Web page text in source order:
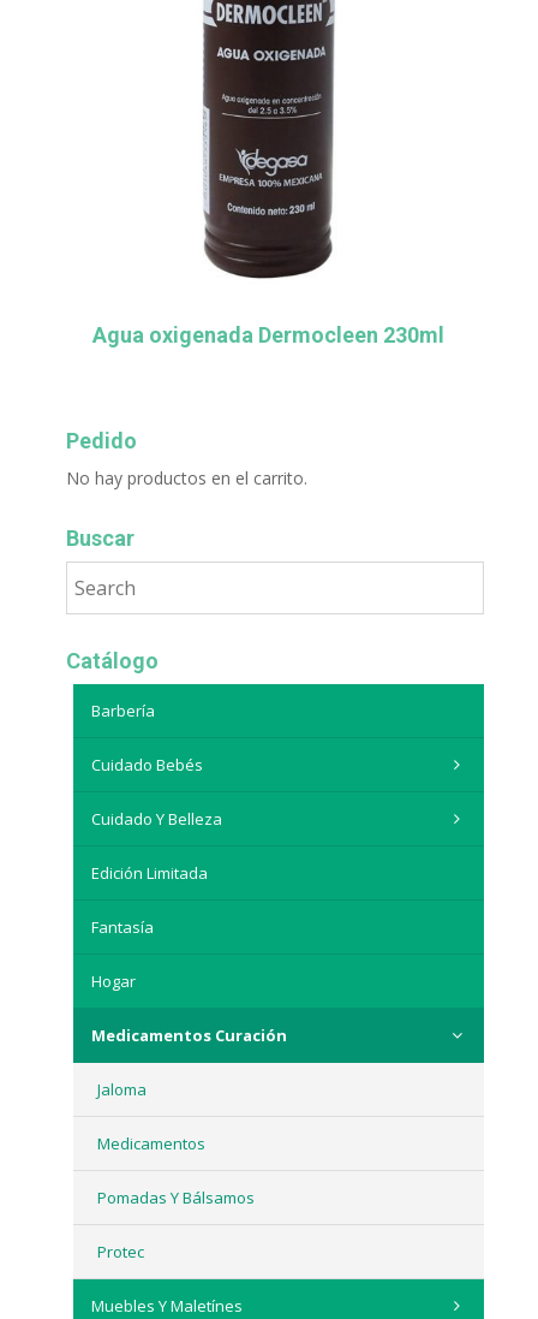
Agua oxigenada Dermocleen 230ml
Pedido
No hay productos en el carrito.
Buscar
Catálogo
Barbería
Cuidado Bebés
Cuidado Y Belleza
Edición Limitada
Fantasía
Hogar
Medicamentos Curación
Jaloma
Medicamentos
Pomadas Y Bálsamos
Protec
Muebles Y Maletínes